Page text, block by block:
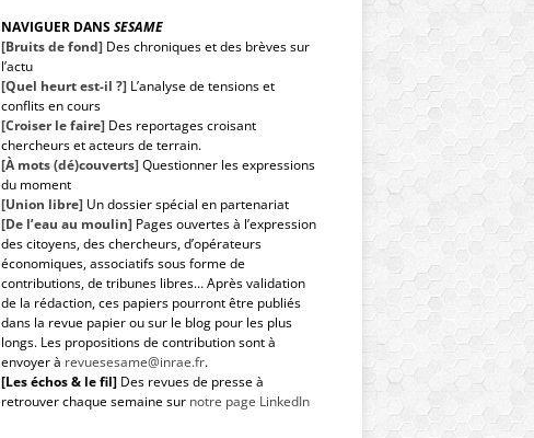
NAVIGUER DANSSESAME
[Bruits de fond] Des chroniques et des brèves sur
l’actu
[Quel heurt est-il ?] L’analyse de tensions et
conflits en cours
[Croiser le faire] Des reportages croisant
chercheurs et acteurs de terrain.
[À mots (dé)couverts]Questionner les expressions
du moment
[Union libre] Un dossier spécial en partenariat
[De l’eau au moulin] Pages ouvertes à l’expression
des citoyens, des chercheurs, d’opérateurs
économiques, associatifs sous forme de
contributions, de tribunes libres… Après validation
de la rédaction, ces papiers pourront être publiés
dans la revue papier ou sur le blog pour les plus
longs. Les propositions de contribution sont à
envoyer à revuesesame@inrae.fr.
[Les échos & le fil] Des revues de presse à
retrouver chaque semaine sur notre page LinkedIn